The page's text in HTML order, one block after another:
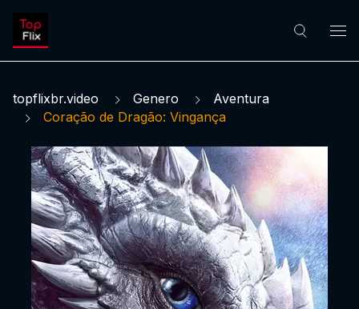
topflixbr.video Genero
Aventura
Coração de Dragão: Vingança